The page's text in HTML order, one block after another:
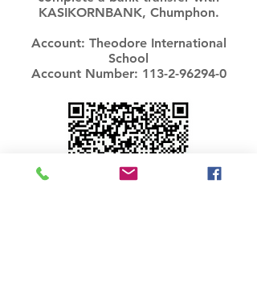
KASIKORNBANK, Chumphon.
Account: Theodore International
School
Account Number: 113-2-96294-0